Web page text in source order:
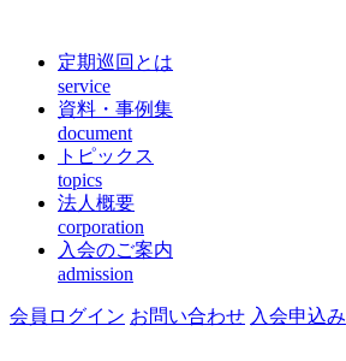
定期巡回とは
service
資料・事例集
document
トピックス
topics
法人概要
corporation
入会のご案内
admission
会員ログイン お問い合わせ 入会申込み